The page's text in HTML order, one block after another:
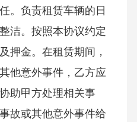
。负责租赁车辆的日
洁。按照本协议约定
押金。在租赁期间，
他意外事件，乙方应
助甲方处理相关事
故或其他意外事件给